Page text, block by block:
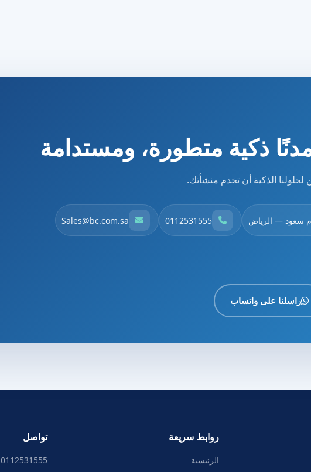
مدنًا ذكية متطورة، ومستدامة
الذكية أن تخدم منشأتك.
سعود — الرياض 0112531555
Sales@bc.com.sa
راسلنا على واتساب
روابط سريعة
الرئيسية
تواصل
0112531555